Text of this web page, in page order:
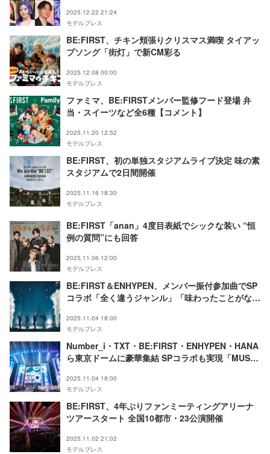
2025.12.22 21:24
モデルプレス
BE:FIRST、チキン頬張りクリスマス満喫 タイアッ
プソング「街灯」で新CM彩る
2025.12.08 00:00
モデルプレス
ファミマ、BE:FIRSTメンバー監修フード登場 弁
当・スイーツなど全6種【コメント】
2025.11.20 12:52
モデルプレス
BE:FIRST、初の単独スタジアムライブ決定 味の素
スタジアムで2日間開催
2025.11.16 18:30
モデルプレス
BE:FIRST「anan」4度目表紙でシックな装い “恒
例の質問”にも回答
2025.11.06 12:00
モデルプレス
BE:FIRST＆ENHYPEN、メンバー振付参加曲でSP
コラボ「全く違うジャンル」「味わったことがない
2025】
2025.11.04 18:00
モデルプレス
Number_i・TXT・BE:FIRST・ENHYPEN・HANA
ら東京ドームに豪華集結 SPコラボも実現「MUSIC
2025.11.04 18:00
モデルプレス
BE:FIRST、4年ぶりファンミーティングアリーナ
ツアースタート 全国10都市・23公演開催
2025.11.02 21:02
モデルプレス